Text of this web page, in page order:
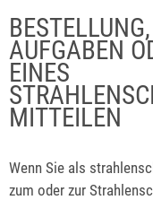
AUFGABEN
EINES
MITTEILEN
Wenn Sie als
zum oder zur